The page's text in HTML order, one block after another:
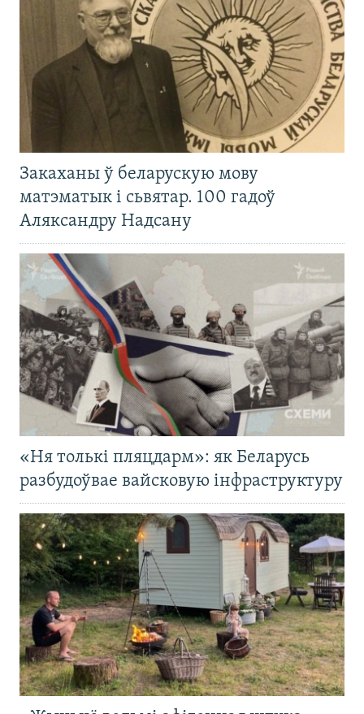
Закаханы ў беларускую мову
матэматык і сьвятар. 100 гадоў
Аляксандру Надсану
«Ня толькі пляцдарм»: як Беларусь
разбудоўвае вайсковую інфраструктуру